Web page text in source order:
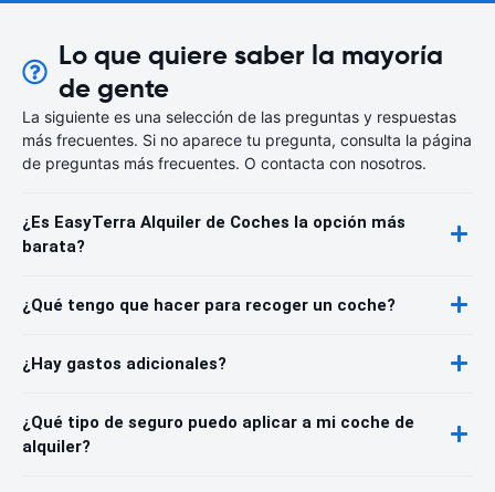
Lo que quiere saber la mayoría
de gente
La siguiente es una selección de las preguntas y respuestas
más frecuentes. Si no aparece tu pregunta, consulta la página
de preguntas más frecuentes. O contacta con nosotros.
¿Es EasyTerra Alquiler de Coches la opción más
barata?
¿Qué tengo que hacer para recoger un coche?
¿Hay gastos adicionales?
¿Qué tipo de seguro puedo aplicar a mi coche de
alquiler?